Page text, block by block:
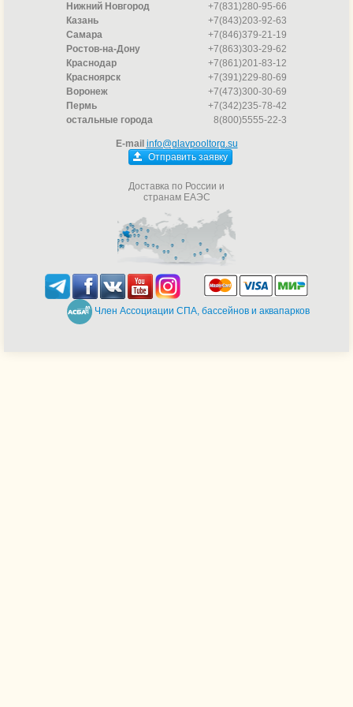
Нижний Новгород
+7(831)280-95-66
Казань
+7(843)203-92-63
Самара
+7(846)379-21-19
Ростов-на-Дону
+7(863)303-29-62
Краснодар
+7(861)201-83-12
Красноярск
+7(391)229-80-69
Воронеж
+7(473)300-30-69
Пермь
+7(342)235-78-42
остальные города
8(800)5555-22-3
E-mail info@glavpooltorg.su
Отправить заявку
Доставка по России и
странам ЕАЭС
Член Ассоциации СПА, бассейнов и аквапарков